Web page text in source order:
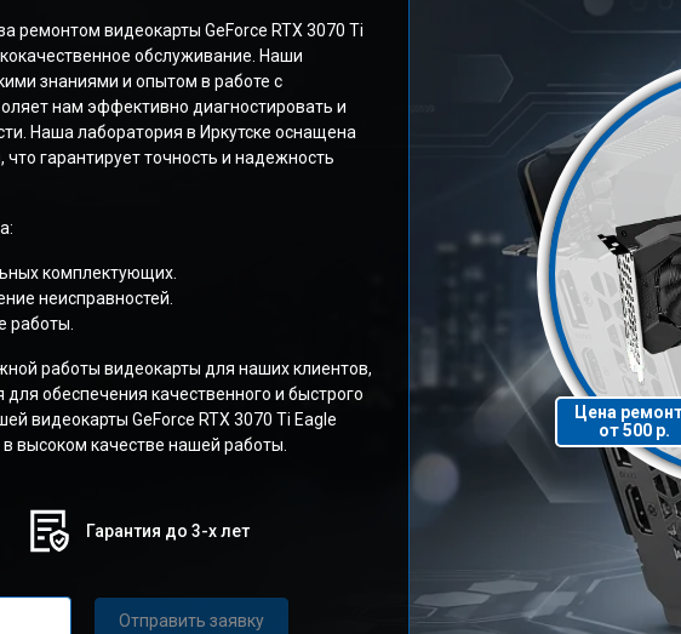
ремонтом видеокарты GeForce RTX 3070 Ti
обслуживание. Наши
знаниями и опытом в работе с
нам эффективно диагностировать и
Наша лаборатория в Иркутске оснащена
гарантирует точность и надежность
комплектующих.
неисправностей.
работы.
работы видеокарты для наших клиентов,
обеспечения качественного и быстрого
видеокарты GeForce RTX 3070 Ti Eagle
высоком качестве нашей работы.
Гарантия до 3-х лет
Отправить заявку
Цена
от 500 р.